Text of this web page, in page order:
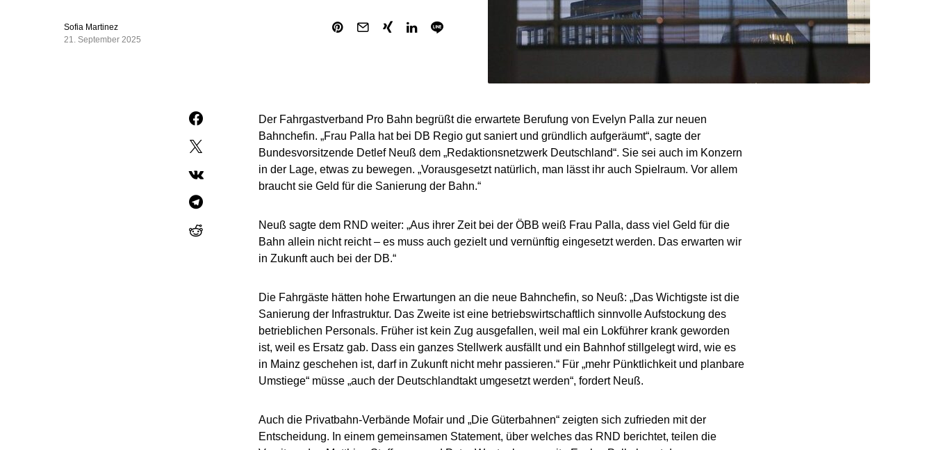
Sofia Martinez
21. September 2025
Der Fahrgastverband Pro Bahn begrüßt die erwartete Berufung von Evelyn Palla zur neuen
Bahnchefin. „Frau Palla hat bei DB Regio gut saniert und gründlich aufgeräumt“, sagte der
Bundesvorsitzende Detlef Neuß dem „Redaktionsnetzwerk Deutschland“. Sie sei auch im Konzern
in der Lage, etwas zu bewegen. „Vorausgesetzt natürlich, man lässt ihr auch Spielraum. Vor allem
braucht sie Geld für die Sanierung der Bahn.“
Neuß sagte dem RND weiter: „Aus ihrer Zeit bei der ÖBB weiß Frau Palla, dass viel Geld für die
Bahn allein nicht reicht – es muss auch gezielt und vernünftig eingesetzt werden. Das erwarten wir
in Zukunft auch bei der DB.“
Die Fahrgäste hätten hohe Erwartungen an die neue Bahnchefin, so Neuß: „Das Wichtigste ist die
Sanierung der Infrastruktur. Das Zweite ist eine betriebswirtschaftlich sinnvolle Aufstockung des
betrieblichen Personals. Früher ist kein Zug ausgefallen, weil mal ein Lokführer krank geworden
ist, weil es Ersatz gab. Dass ein ganzes Stellwerk ausfällt und ein Bahnhof stillgelegt wird, wie es
in Mainz geschehen ist, darf in Zukunft nicht mehr passieren.“ Für „mehr Pünktlichkeit und planbare
Umstiege“ müsse „auch der Deutschlandtakt umgesetzt werden“, fordert Neuß.
Auch die Privatbahn-Verbände Mofair und „Die Güterbahnen“ zeigten sich zufrieden mit der
Entscheidung. In einem gemeinsamen Statement, über welches das RND berichtet, teilen die